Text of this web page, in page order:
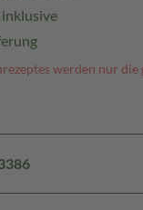
werden nur